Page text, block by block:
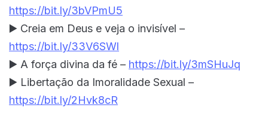
https://bit.ly/3bVPmU5
▶️ Creia em Deus e veja o invisível –
https://bit.ly/33V6SWl
▶️ A força divina da fé – https://bit.ly/3mSHuJq
▶️ Libertação da Imoralidade Sexual –
https://bit.ly/2Hvk8cR